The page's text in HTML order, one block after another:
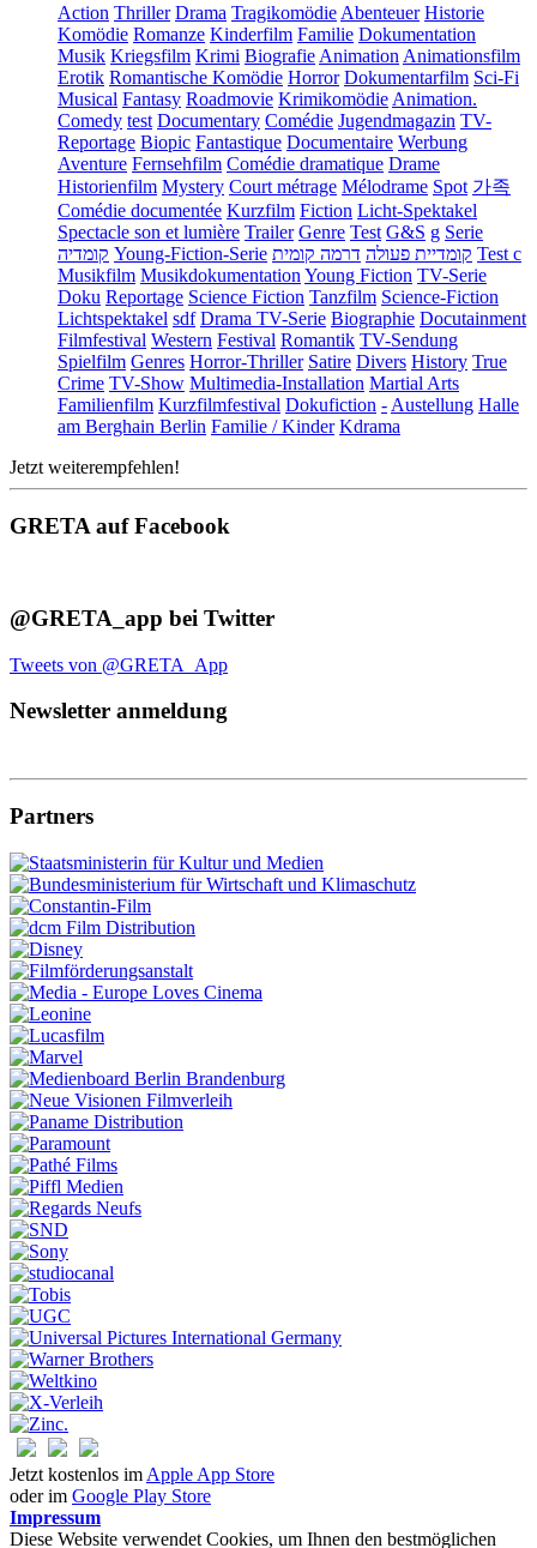
Action Thriller Drama Tragikomödie Abenteuer Historie
Komödie Romanze Kinderfilm Familie Dokumentation
Musik Kriegsfilm Krimi Biografie Animation Animationsfilm
Erotik Romantische Komödie Horror Dokumentarfilm Sci-Fi
Musical Fantasy Roadmovie Krimikomödie Animation.
Comedy test Documentary Comédie Jugendmagazin TV-
Reportage Biopic Fantastique Documentaire Werbung
Aventure Fernsehfilm Comédie dramatique Drame
Historienfilm Mystery Court métrage Mélodrame Spot 가족
Comédie documentée Kurzfilm Fiction Licht-Spektakel
Spectacle son et lumière Trailer Genre Test G&S g Serie
קומדיה Young-Fiction-Serie קומדיית פעולה דרמה קומית
Test c
Musikfilm Musikdokumentation Young Fiction TV-Serie
Doku Reportage Science Fiction Tanzfilm Science-Fiction
Lichtspektakel sdf Drama TV-Serie Biographie Docutainment
Filmfestival Western Festival Romantik TV-Sendung
Spielfilm Genres Horror-Thriller Satire Divers History True
Crime TV-Show Multimedia-Installation Martial Arts
Familienfilm Kurzfilmfestival Dokufiction - Austellung Halle
am Berghain Berlin Familie / Kinder Kdrama
Jetzt weiterempfehlen!
GRETA auf Facebook
@GRETA_app bei Twitter
Tweets von @GRETA_App
Newsletter anmeldung
Partners
Jetzt kostenlos im Apple App Store
oder im Google Play Store
Impressum
Diese Website verwendet Cookies, um Ihnen den bestmöglichen